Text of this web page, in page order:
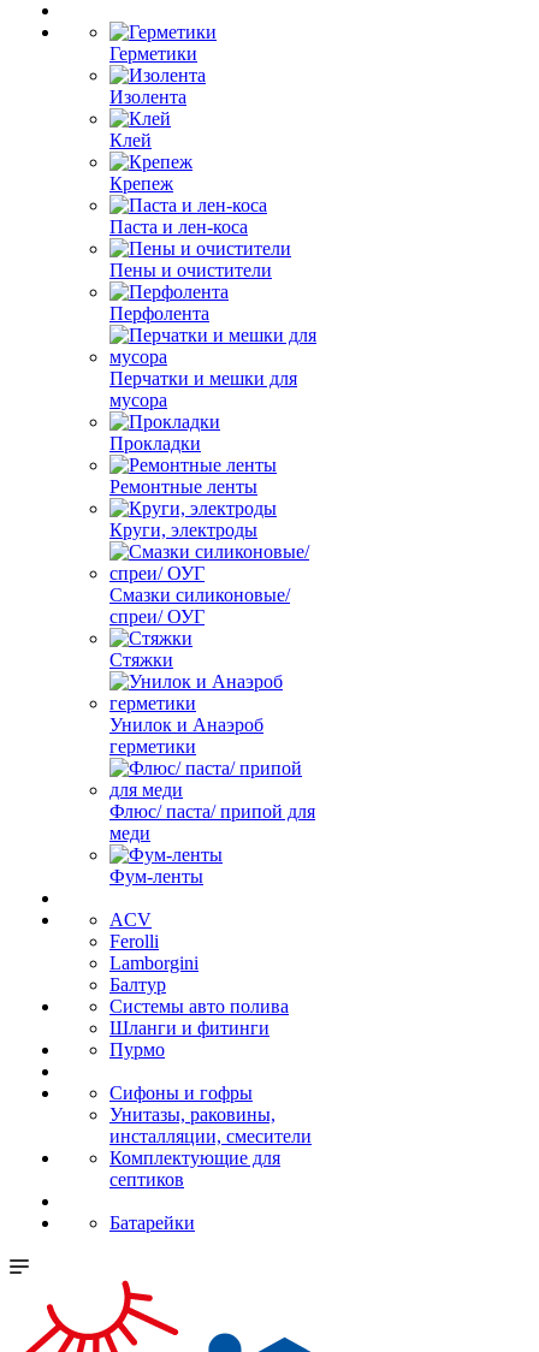
Герметики
Изолента
Клей
Крепеж
Паста и лен-коса
Пены и очистители
Перфолента
Перчатки и мешки для
мусора
Прокладки
Ремонтные ленты
Круги, электроды
Смазки силиконовые/
спреи/ ОУГ
Стяжки
Унилок и Анаэроб
герметики
Флюс/ паста/ припой для
меди
Фум-ленты
ACV
Ferolli
Lamborgini
Балтур
Системы авто полива
Шланги и фитинги
Пурмо
Сифоны и гофры
Унитазы, раковины,
инсталляции, смесители
Комплектующие для
септиков
Батарейки